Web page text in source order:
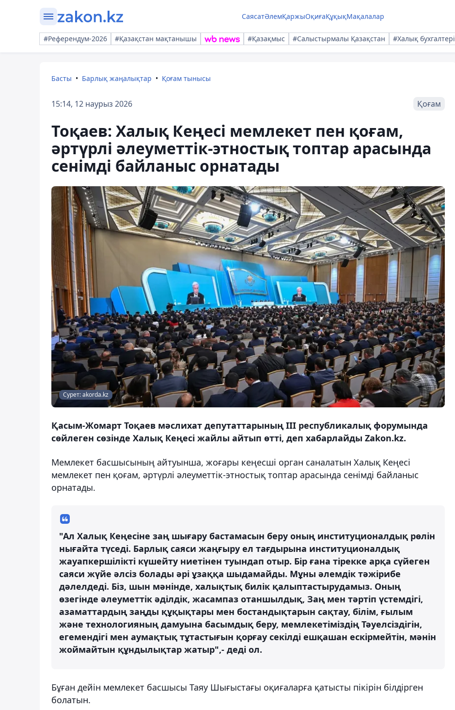
СаясатӘлемҚаржыОқиғаҚұқықМақалалар
#Референдум-2026 #Қазақстан мақтанышы #Қазақмыс #Салыстырмалы Қазақстан #Халық бухгалтері
Басты Барлық жаңалықтар Қоғам тынысы
15:14, 12 наурыз 2026 Қоғам
Тоқаев: Халық Кеңесі мемлекет пен қоғам,
әртүрлі әлеуметтік-этностық топтар арасында
сенімді байланыс орнатады
Сурет: akorda.kz
Қасым-Жомарт Тоқаев мәслихат депутаттарының ІІІ республикалық форумында
сөйлеген сөзінде Халық Кеңесі жайлы айтып өтті, деп хабарлайды Zakon.kz.
Мемлекет басшысының айтуынша, жоғары кеңесші орган саналатын Халық Кеңесі
мемлекет пен қоғам, әртүрлі әлеуметтік-этностық топтар арасында сенімді байланыс
орнатады.
"Ал Халық Кеңесіне заң шығару бастамасын беру оның институционалдық рөлін
нығайта түседі. Барлық саяси жаңғыру ел тағдырына институционалдық
жауапкершілікті күшейту ниетінен туындап отыр. Бір ғана тірекке арқа сүйеген
саяси жүйе әлсіз болады әрі ұзаққа шыдамайды. Мұны әлемдік тәжірибе
дәлелдеді. Біз, шын мәнінде, халықтық билік қалыптастырудамыз. Оның
өзегінде әлеуметтік әділдік, жасампаз отаншылдық, Заң мен тәртіп үстемдігі,
азаматтардың заңды құқықтары мен бостандықтарын сақтау, білім, ғылым
және технологияның дамуына басымдық беру, мемлекетіміздің Тәуелсіздігін,
егемендігі мен аумақтық тұтастығын қорғау секілді ешқашан ескірмейтін, мәнін
жоймайтын құндылықтар жатыр",- деді ол.
Бұған дейін мемлекет басшысы Таяу Шығыстағы оқиғаларға қатысты пікірін білдірген
болатын.